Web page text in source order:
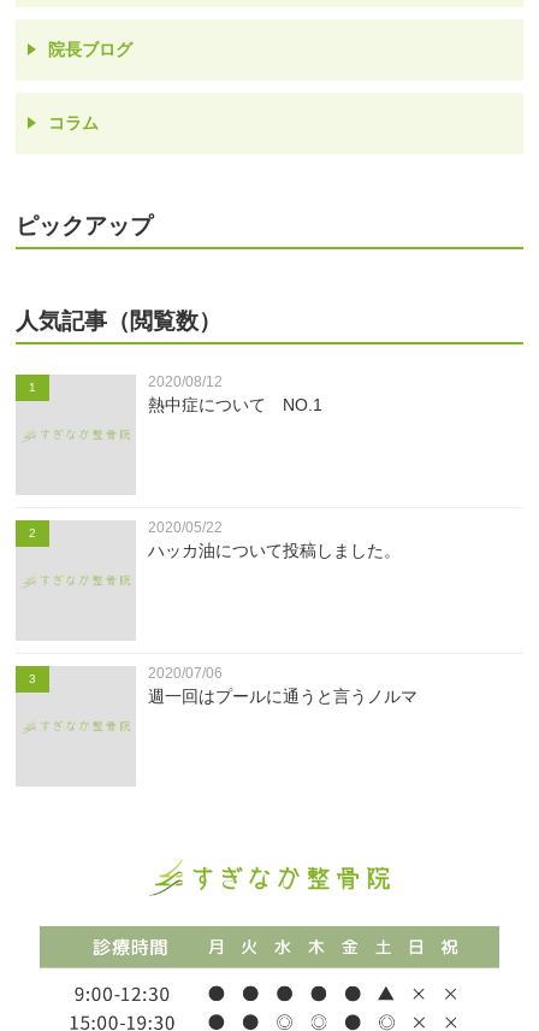
院長ブログ
コラム
ピックアップ
人気記事（閲覧数）
1 2020/08/12
熱中症について NO.1
2 2020/05/22
ハッカ油について投稿しました。
3 2020/07/06
週一回はプールに通うと言うノルマ